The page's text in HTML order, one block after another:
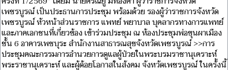
เพชรบูรณ์ เป็นประธานการประชุม พร้อมด้วย รองผู้ว่าราชการจังหวัด
เพชรบูรณ์ หัวหน้าส่วนราชการ แพทย์ พยาบาล บุคลากรทางการแพทย์
และภาคเอกชนที่เกี่ยวข้อง เข้าร่วมประชุม ณ ห้องประชุมพ่อขุนผาเมือง
ชั้น 6 อาคารเพชบุระ สำนักงานสาธารณสุขจังหวัดเพชรบูรณ์ >>การ
ประชุมคณะกรรมการอำนวยการดูแลผู้ป่วยในพระบรมราชานุเคราะห์
พระราชานุเคราะห์ และผู้ด้อยโอกาสในสังคม จังหวัดเพชรบูรณ์ ในครั้งนี้